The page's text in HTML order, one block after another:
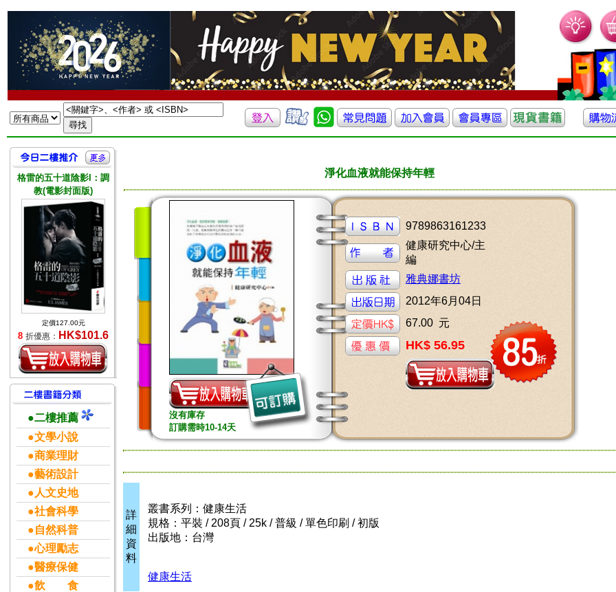
格雷的五十道陰影I：調
教(電影封面版)
定價127.00元
8 折優惠： HK$101.6
●二樓推薦
●文學小說
●商業理財
●藝術設計
●人文史地
●社會科學
●自然科普
●心理勵志
●醫療保健
●飲 食
淨化血液就能保持年輕
沒有庫存
訂購需時10-14天
9789863161233
健康研究中心/主
編
雅典娜書坊
2012年6月04日
67.00 元
HK$ 56.95
詳
細
資
料
叢書系列：健康生活
規格：平裝 / 208頁 / 25k / 普級 / 單色印刷 / 初版
出版地：台灣
健康生活